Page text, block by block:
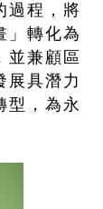
過程，將
」轉化為
並兼顧區
展具潛力
型，為永